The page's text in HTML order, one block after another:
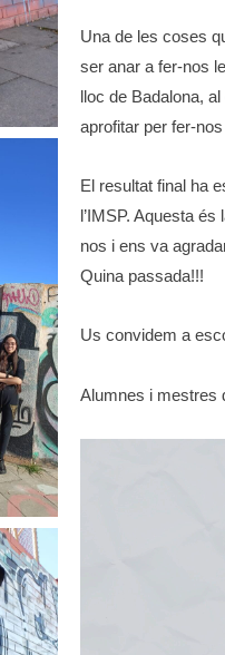
Una de les coses
ser anar a fer-nos
lloc de Badalona,
aprofitar per fer-
El resultat final ha
l’IMSP. Aquesta
nos i ens va
Quina passada!!!
Us convidem a
Alumnes i mestres